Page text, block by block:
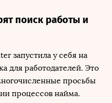
поиск работы и
запустила у себя на
работодателей. Это
просьбы
процессов найма.